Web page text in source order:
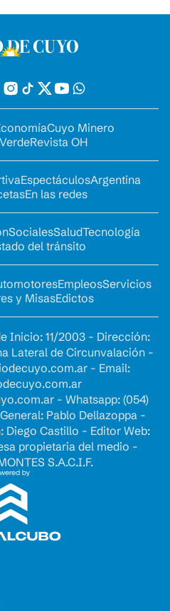
Cuyo Minero
Revista OH
EspectáculosArgentina
En las redes
SocialesSaludTecnología
del tránsito
EmpleosServicios
y MisasEdictos
Inicio: 11/2003 - Dirección:
Lateral de Circunvalación -
- Email:
- Whatsapp: (054)
Pablo Dellazoppa -
Diego Castillo - Editor Web:
propietaria del medio -
S.A.C.I.F.